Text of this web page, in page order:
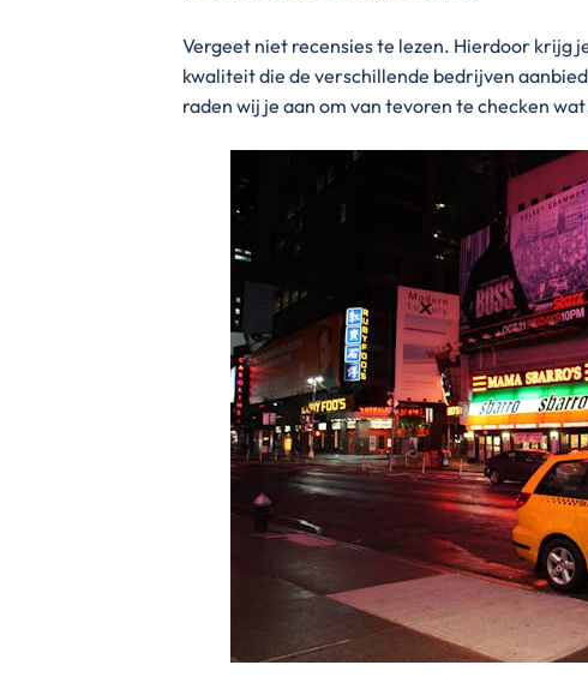
Vergeet niet recensies te lezen. Hierdoor krijg
kwaliteit die de verschillende bedrijven
raden wij je aan om van tevoren te checken